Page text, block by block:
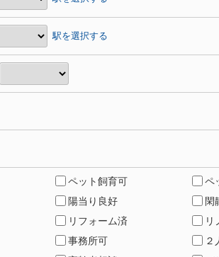
駅を選択する
ペット飼育可
ペ
陽当り良好
閑
リフォーム済
リ
事務所可
２